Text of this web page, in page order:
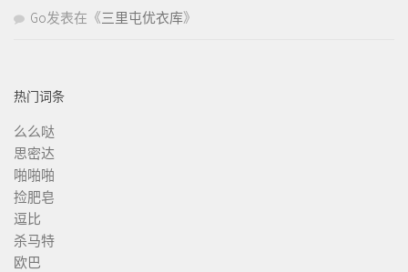
Go发表在《三里屯优衣库》
热门词条
么么哒
思密达
啪啪啪
捡肥皂
逗比
杀马特
欧巴